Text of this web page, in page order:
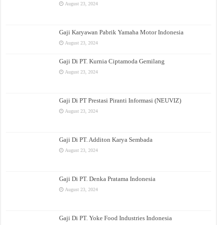
August 23, 2024
Gaji Karyawan Pabrik Yamaha Motor Indonesia
August 23, 2024
Gaji Di PT. Kurnia Ciptamoda Gemilang
August 23, 2024
Gaji Di PT Prestasi Piranti Informasi (NEUVIZ)
August 23, 2024
Gaji Di PT. Additon Karya Sembada
August 23, 2024
Gaji Di PT. Denka Pratama Indonesia
August 23, 2024
Gaji Di PT. Yoke Food Industries Indonesia